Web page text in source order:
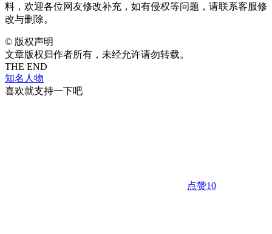
料，欢迎各位网友修改补充，如有侵权等问题，请联系客服修
改与删除。
© 版权声明
文章版权归作者所有，未经允许请勿转载。
THE END
知名人物
喜欢就支持一下吧
点赞10